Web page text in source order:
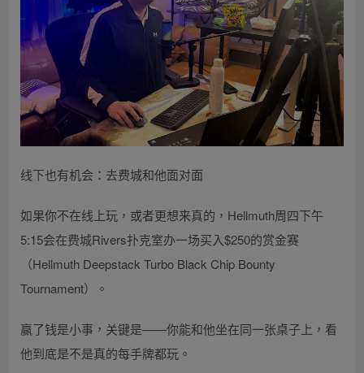
线下也有机会：去费城和他面对面
如果你不在线上玩，或者更想来真的，Hellmuth周四下午
5:15会在费城Rivers扑克室办一场买入$250的赏金赛
（Hellmuth Deepstack Turbo Black Chip Bounty
Tournament）。
赢了钱是小事，关键是——你能和他坐在同一张桌子上，看
他到底是不是真的每手牌都玩。